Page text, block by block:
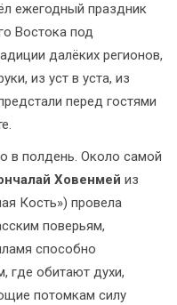
ежегодный праздник
Востока под
далёких регионов,
из уст в уста, из
перед гостями
в полдень. Около самой
Ховенмей из
Кость») провела
поверьям,
способно
где обитают духи,
потомкам силу